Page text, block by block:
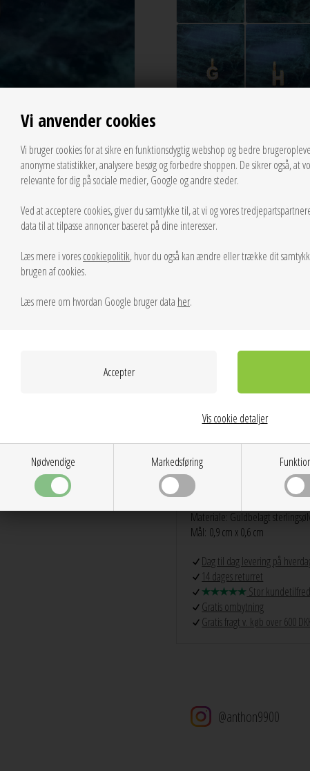
Vi anvender cookies
Vi bruger cookies for at sikre en funktionsdygtig webshop og bedre
anonyme statistikker, analysere besøg og forbedre shoppen. De sikrer også, at
relevante for dig på sociale medier, Google og andre steder.
Ved at acceptere cookies, giver du samtykke til, at vi og vores
data til at tilpasse annoncer baseret på dine interesser.
Læs mere i vorescookiepolitik, hvor du også kan ændre eller trække dit
brugen af cookies.
Læs mere om hvordan Google bruger data her.
Nødvendige Markedsføring
Vis cookie detaljer
Fint bogstav vedhæng fra Pico i
Info Spørg til varen
Materiale: Guldbelagt
Mål: 0,9 cm x 0,6 cm
Dag til dag levering på
14 dages returret
Stor
Gratis ombytning
Gratis fragt v. køb over 600
@anthon9900